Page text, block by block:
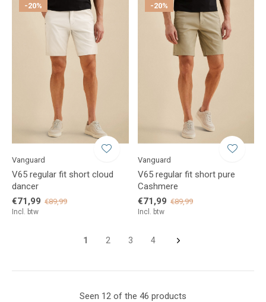
-20%
Vanguard
V65 regular fit short cloud
dancer
€71,99 €89,99
Incl. btw
-20%
Vanguard
V65 regular fit short pure
Cashmere
€71,99 €89,99
Incl. btw
1 2 3 4
Seen 12 of the 46 products